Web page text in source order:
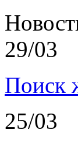
29/03
Поиск
25/03